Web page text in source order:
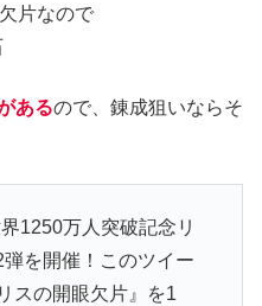
片なので
あるので、錬成狙いならそ
1250万人突破記念リ
を開催！このツイー
スの開眼欠片』を1